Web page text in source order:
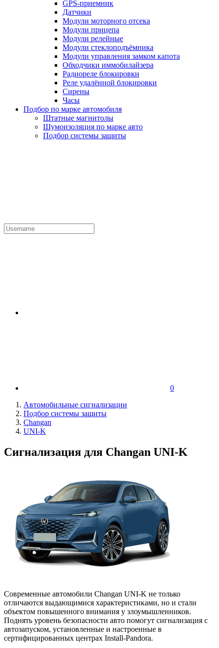
GPS-приемник
Датчики
Модули моторного отсека
Модули прицепа
Модули релейные
Модули стеклоподъёмника
Модули управления замком капота
Обходчики иммобилайзера
Радиореле блокировки
Реле удалённой блокировки
Сирены
Часы
Подбор по марке автомобиля
Штатные магнитолы
Шумоизоляция по марке авто
Подбор системы защиты
0
Автомобильные сигнализации
Подбор системы защиты
Changan
UNI-K
Сигнализация для Changan UNI-K
Современные автомобили Changan UNI-K не только
отличаются выдающимися характеристиками, но и стали
объектом повышенного внимания у злоумышленников.
Поднять уровень безопасности авто помогут сигнализация с
автозапуском, установленные и настроенные в
сертифицированных центрах Install-Pandora.